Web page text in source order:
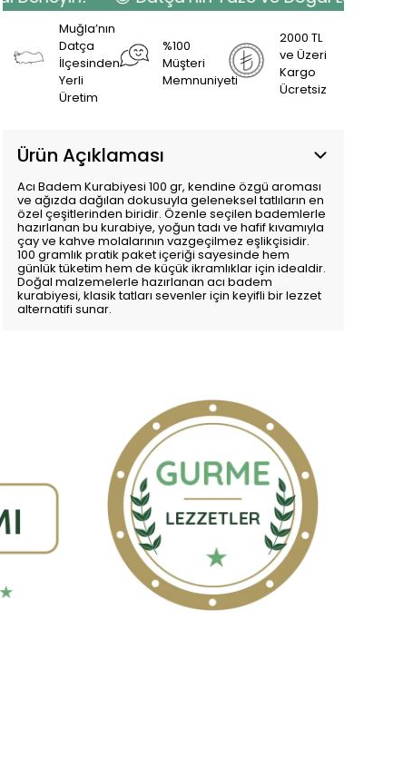
Muğla’nın
Datça
İlçesinden
Yerli
Üretim
%100
Müşteri
Memnuniyeti
2000 TL
ve Üzeri
Kargo
Ücretsiz
Ürün Açıklaması
Acı Badem Kurabiyesi 100 gr, kendine özgü aroması
ve ağızda dağılan dokusuyla geleneksel tatlıların en
özel çeşitlerinden biridir. Özenle seçilen bademlerle
hazırlanan bu kurabiye, yoğun tadı ve hafif kıvamıyla
çay ve kahve molalarının vazgeçilmez eşlikçisidir.
100 gramlık pratik paket içeriği sayesinde hem
günlük tüketim hem de küçük ikramlıklar için idealdir.
Doğal malzemelerle hazırlanan acı badem
kurabiyesi, klasik tatları sevenler için keyifli bir lezzet
alternatifi sunar.